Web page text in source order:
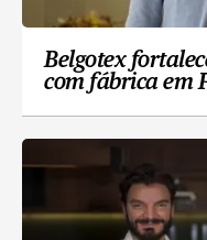
Belgotex
com fábrica em